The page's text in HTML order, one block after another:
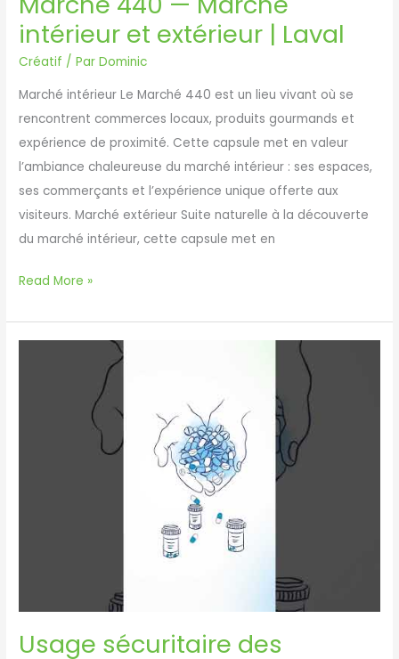
intérieur et extérieur | Laval
Créatif / ParDominic
Marché intérieur Le Marché 440 est un lieu vivant où se
rencontrent commerces locaux, produits gourmands et
expérience de proximité. Cette capsule met en valeur
l’ambiance chaleureuse du marché intérieur : ses espaces,
ses commerçants et l’expérience unique offerte aux
visiteurs. Marché extérieur Suite naturelle à la découverte
du marché intérieur, cette capsule met en
Marché
Read More »
Usage sécuritaire des